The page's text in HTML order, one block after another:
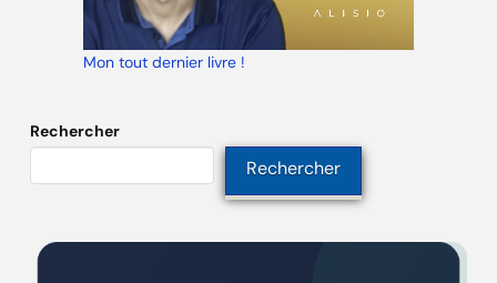
Mon tout dernier livre !
Rechercher
Rechercher